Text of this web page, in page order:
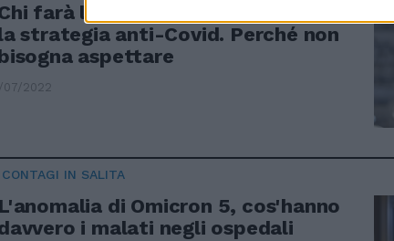
farà la quarta dose, Rezza detta
strategia anti-Covid. Perché non
aspettare
07/2022
CONTAGI IN SALITA
L'anomalia di Omicron 5, cos'hanno
i malati negli ospedali